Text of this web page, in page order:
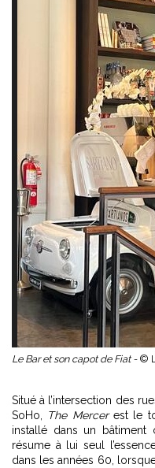
Le Bar et son capot de Fiat - ©
Situé à l’intersection des
SoHo,
The Mercerest le
installé dans un bâtiment
résume à lui seul
dans les années 60,